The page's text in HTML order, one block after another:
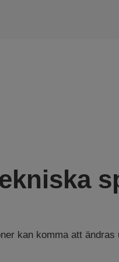
kan komma att ändras